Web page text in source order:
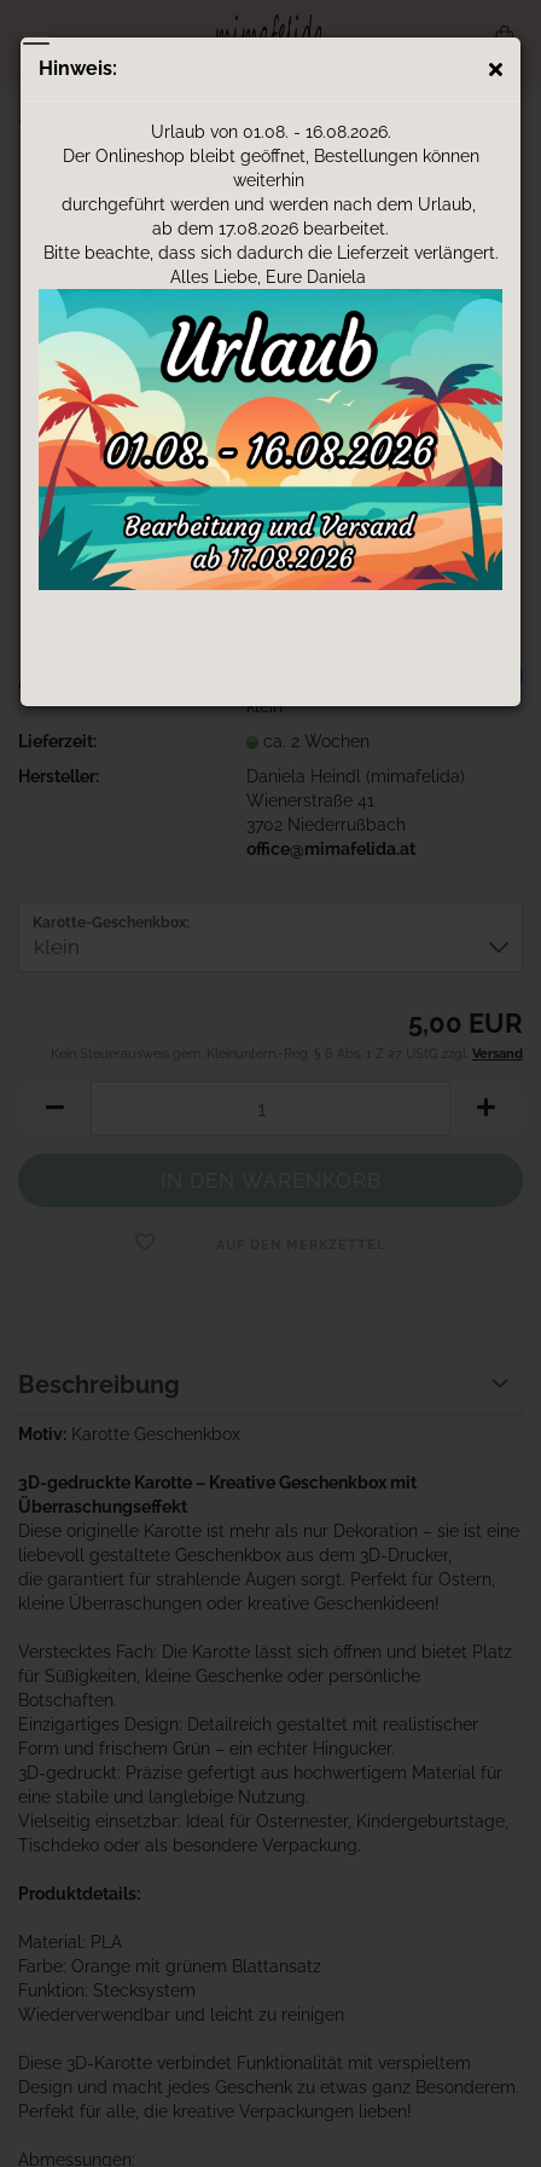
Hinweis:
Urlaub von 01.08. - 16.08.2026.
Der Onlineshop bleibt geöffnet, Bestellungen können
weiterhin
durchgeführt werden und werden nach dem Urlaub,
ab dem 17.08.2026 bearbeitet.
Bitte beachte, dass sich dadurch die Lieferzeit verlängert.
Alles Liebe, Eure Daniela
3D-Druck - Karotte Geschenkbox
Art.Nr.:
klein
Lieferzeit:
ca. 2 Wochen
Hersteller:
Daniela Heindl (mimafelida)
Wienerstraße 41
3702 Niederrußbach
office@mimafelida.at
Karotte-Geschenkbox:
5,00 EUR
Kein Steuerausweis gem. Kleinuntern.-Reg. § 6 Abs. 1 Z 27 UStG zzgl. Versand
Beschreibung
Motiv: Karotte Geschenkbox
3D-gedruckte Karotte – Kreative Geschenkbox mit
Überraschungseffekt
Diese originelle Karotte ist mehr als nur Dekoration – sie ist eine
liebevoll gestaltete Geschenkbox aus dem 3D-Drucker,
die garantiert für strahlende Augen sorgt. Perfekt für Ostern,
kleine Überraschungen oder kreative Geschenkideen!
Verstecktes Fach: Die Karotte lässt sich öffnen und bietet Platz
für Süßigkeiten, kleine Geschenke oder persönliche
Botschaften.
Einzigartiges Design: Detailreich gestaltet mit realistischer
Form und frischem Grün – ein echter Hingucker.
3D-gedruckt: Präzise gefertigt aus hochwertigem Material für
eine stabile und langlebige Nutzung.
Vielseitig einsetzbar: Ideal für Osternester, Kindergeburtstage,
Tischdeko oder als besondere Verpackung.
Produktdetails:
Material: PLA
Farbe: Orange mit grünem Blattansatz
Funktion: Stecksystem
Wiederverwendbar und leicht zu reinigen
Diese 3D-Karotte verbindet Funktionalität mit verspieltem
Design und macht jedes Geschenk zu etwas ganz Besonderem.
Perfekt für alle, die kreative Verpackungen lieben!
Abmessungen: